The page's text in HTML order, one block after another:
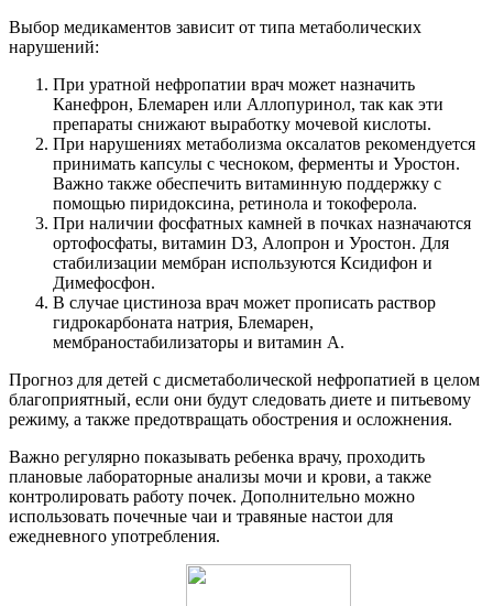
Выбор медикаментов зависит от типа метаболических
нарушений:
При уратной нефропатии врач может назначить
Канефрон, Блемарен или Аллопуринол, так как эти
препараты снижают выработку мочевой кислоты.
При нарушениях метаболизма оксалатов рекомендуется
принимать капсулы с чесноком, ферменты и Уростон.
Важно также обеспечить витаминную поддержку с
помощью пиридоксина, ретинола и токоферола.
При наличии фосфатных камней в почках назначаются
ортофосфаты, витамин D3, Алопрон и Уростон. Для
стабилизации мембран используются Ксидифон и
Димефосфон.
В случае цистиноза врач может прописать раствор
гидрокарбоната натрия, Блемарен,
мембраностабилизаторы и витамин А.
Прогноз для детей с дисметаболической нефропатией в целом
благоприятный, если они будут следовать диете и питьевому
режиму, а также предотвращать обострения и осложнения.
Важно регулярно показывать ребенка врачу, проходить
плановые лабораторные анализы мочи и крови, а также
контролировать работу почек. Дополнительно можно
использовать почечные чаи и травяные настои для
ежедневного употребления.